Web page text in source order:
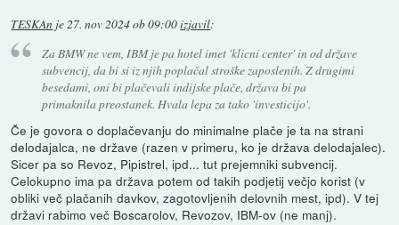
TESKAn je27. nov 2024 ob 09:00izjavil:
Za BMW ne vem, IBM je pa hotel imet 'klicni center' in od države
subvencij, da bi si iz njih poplačal stroške zaposlenih. Z drugimi
besedami, oni bi plačevali indijske plače, država bi pa
primaknila preostanek. Hvala lepa za tako 'investicijo'.
Če je govora o doplačevanju do minimalne plače je ta na strani
delodajalca, ne države (razen v primeru, ko je država delodajalec).
Sicer pa so Revoz, Pipistrel, ipd... tut prejemniki subvencij.
Celokupno ima pa država potem od takih podjetij večjo korist (v
obliki več plačanih davkov, zagotovljenih delovnih mest, ipd). V tej
državi rabimo več Boscarolov, Revozov, IBM-ov (ne manj).